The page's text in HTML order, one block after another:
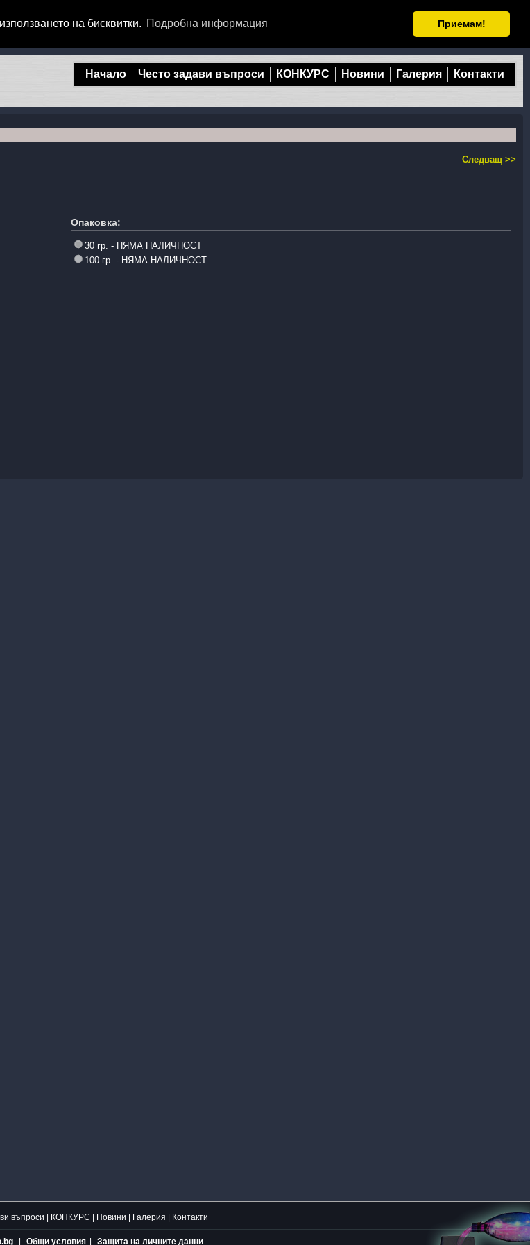
на бисквитки. Подробна информация Приемам!
Начало Често задави въпроси КОНКУРС Новини Галерия Контакти
Следващ >>
Опаковка:
30 гр. - НЯМА НАЛИЧНОСТ
100 гр. - НЯМА НАЛИЧНОСТ
въпроси | КОНКУРС | Новини | Галерия | Контакти
| Общи условия | Защита на личните данни